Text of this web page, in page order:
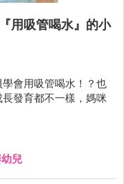
用吸管喝水』的小
會用吸管喝水！？也
發育都不一樣，媽咪
兒